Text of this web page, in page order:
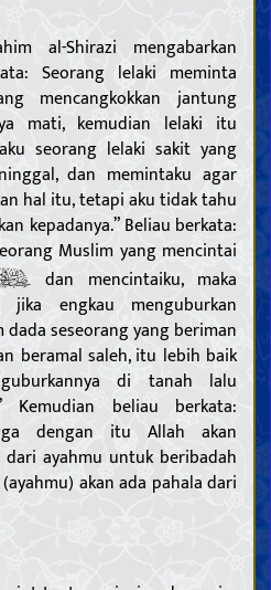
al-Shirazi mengabarkan
Seorang lelaki meminta
mencangkokkan jantung
mati, kemudian lelaki itu
seorang lelaki sakit yang
dan memintaku agar
hal itu, tetapi aku tidak tahu
kepadanya.” Beliau berkata:
Muslim yang mencintai
dan mencintaiku, maka
engkau menguburkan
seseorang yang beriman
beramal saleh, itu lebih baik
di tanah lalu
Kemudian beliau berkata:
dengan itu Allah akan
ayahmu untuk beribadah
akan ada pahala dari
untuk memperolehnya
dan mencela mereka yang
Al Qur’an
Qur’an
sifat Khalifah Allah
Allah
Nya, sifat-sifat-Nya, dan
Allah
mereka
kehidupan beliau